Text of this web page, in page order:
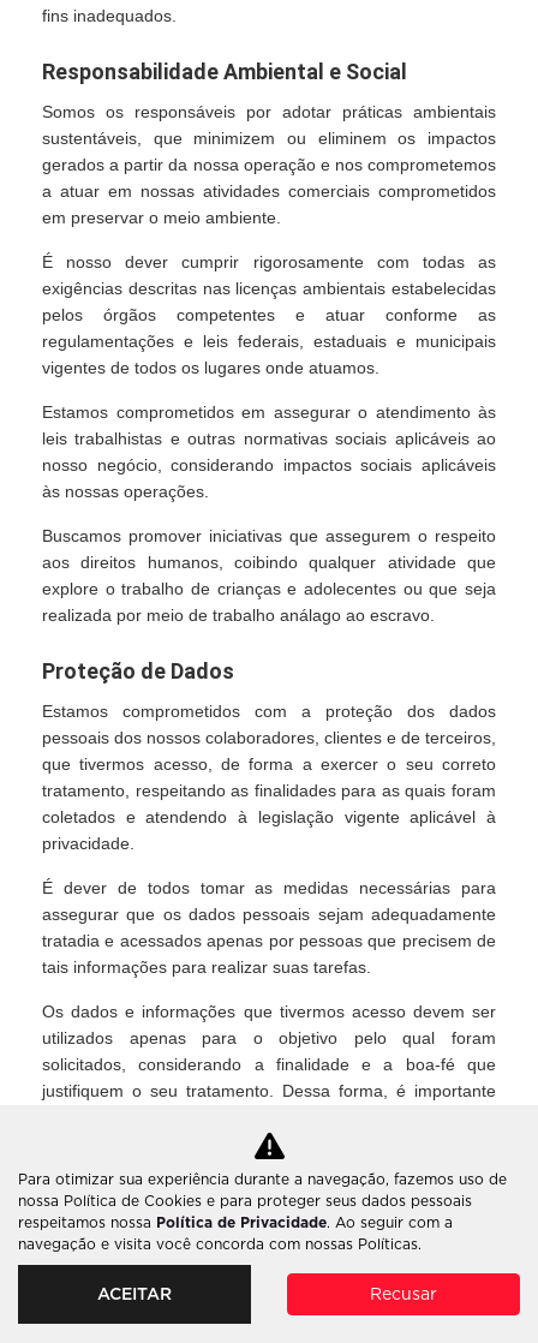
fins inadequados.
Responsabilidade Ambiental e Social
Somos os responsáveis por adotar práticas ambientais
sustentáveis, que minimizem ou eliminem os impactos
gerados a partir da nossa operação e nos comprometemos
a atuar em nossas atividades comerciais comprometidos
em preservar o meio ambiente.
É nosso dever cumprir rigorosamente com todas as
exigências descritas nas licenças ambientais estabelecidas
pelos órgãos competentes e atuar conforme as
regulamentações e leis federais, estaduais e municipais
vigentes de todos os lugares onde atuamos.
Estamos comprometidos em assegurar o atendimento às
leis trabalhistas e outras normativas sociais aplicáveis ao
nosso negócio, considerando impactos sociais aplicáveis
às nossas operações.
Buscamos promover iniciativas que assegurem o respeito
aos direitos humanos, coibindo qualquer atividade que
explore o trabalho de crianças e adolecentes ou que seja
realizada por meio de trabalho análago ao escravo.
Proteção de Dados
Estamos comprometidos com a proteção dos dados
pessoais dos nossos colaboradores, clientes e de terceiros,
que tivermos acesso, de forma a exercer o seu correto
tratamento, respeitando as finalidades para as quais foram
coletados e atendendo à legislação vigente aplicável à
privacidade.
É dever de todos tomar as medidas necessárias para
assegurar que os dados pessoais sejam adequadamente
tratadia e acessados apenas por pessoas que precisem de
tais informações para realizar suas tarefas.
Os dados e informações que tivermos acesso devem ser
utilizados apenas para o objetivo pelo qual foram
solicitados, considerando a finalidade e a boa-fé que
justifiquem o seu tratamento. Dessa forma, é importante
Obter consentimento do responsável pelos dados
quanto ao seu tratamento e uso;
Apenas solicitar dados quando forem adequados e
necessários;
Armazená-los somente o tempo necessário para atingir
Para otimizar sua experiência durante a navegação, fazemos uso de
nossa Política de Cookies e para proteger seus dados pessoais
respeitamos nossa Política de Privacidade. Ao seguir com a
navegação e visita você concorda com nossas Políticas.
ACEITAR Recusar